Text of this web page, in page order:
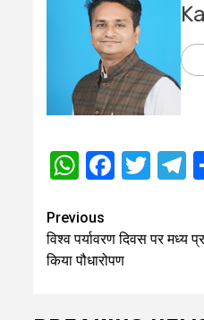
Post
navigation
Previous
विश्व पर्यावरण दिवस पर मध्य
किया पौधारोपण